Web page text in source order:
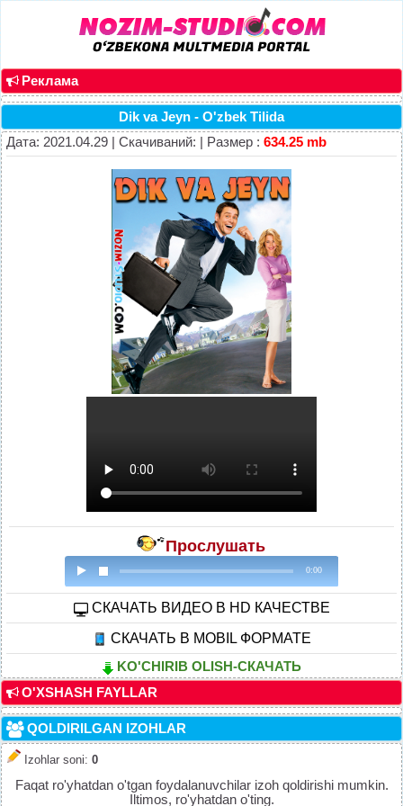
Реклама
Dik va Jeyn - O'zbek Tilida
Дата: 2021.04.29 | Скачиваний: | Размер : 634.25 mb
Прослушать
0:00
CКАЧАТЬ ВИДЕО В HD КАЧЕСТВЕ
СКАЧАТЬ В MOBIL ФОРМАТЕ
KO'CHIRIB OLISH-СКАЧАТЬ
O'XSHASH FAYLLAR
QOLDIRILGAN IZOHLAR
Izohlar soni: 0
Faqat ro'yhatdan o'tgan foydalanuvchilar izoh qoldirishi mumkin.
Iltimos, ro'yhatdan o'ting.